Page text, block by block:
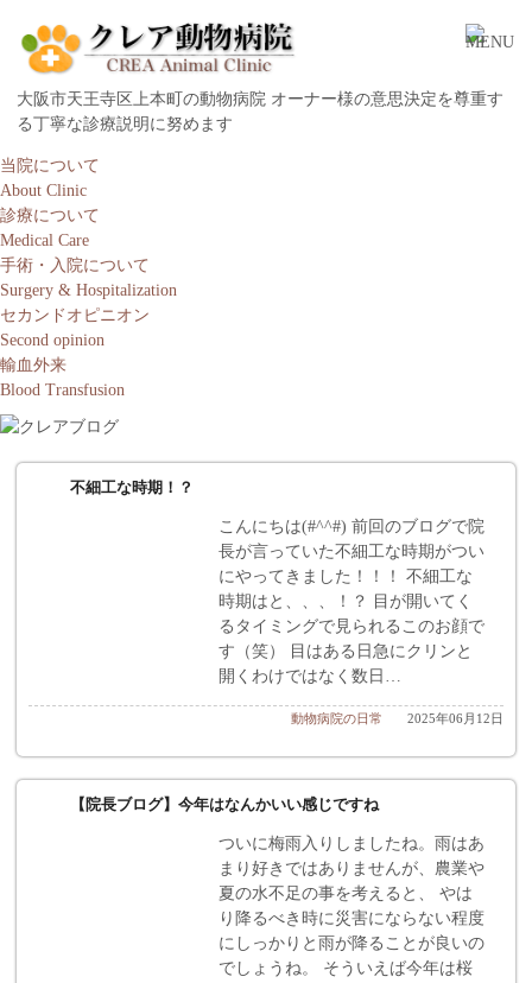
大阪市天王寺区上本町の動物病院 オーナー様の意思決定を尊重す
る丁寧な診療説明に努めます
当院について
About Clinic
診療について
Medical Care
手術・入院について
Surgery & Hospitalization
セカンドオピニオン
Second opinion
輸血外来
Blood Transfusion
不細工な時期！？
こんにちは(#^^#) 前回のブログで院
長が言っていた不細工な時期がつい
にやってきました！！！ 不細工な
時期はと、、、！？ 目が開いてく
るタイミングで見られるこのお顔で
す（笑） 目はある日急にクリンと
開くわけではなく数日…
2025年06月12日
動物病院の日常
【院長ブログ】今年はなんかいい感じですね
ついに梅雨入りしましたね。雨はあ
まり好きではありませんが、農業や
夏の水不足の事を考えると、 やは
り降るべき時に災害にならない程度
にしっかりと雨が降ることが良いの
でしょうね。 そういえば今年は桜